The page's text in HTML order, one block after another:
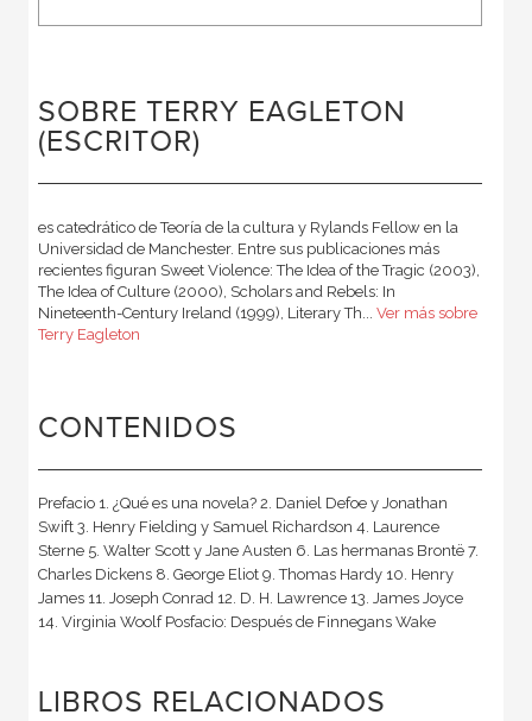
SOBRE TERRY EAGLETON
(ESCRITOR)
es catedrático de Teoría de la cultura y Rylands Fellow en la
Universidad de Manchester. Entre sus publicaciones más
recientes figuran Sweet Violence: The Idea of the Tragic (2003),
The Idea of Culture (2000), Scholars and Rebels: In
Nineteenth-Century Ireland (1999), Literary Th... Ver más sobre
Terry Eagleton
CONTENIDOS
Prefacio 1. ¿Qué es una novela? 2. Daniel Defoe y Jonathan
Swift 3. Henry Fielding y Samuel Richardson 4. Laurence
Sterne 5. Walter Scott y Jane Austen 6. Las hermanas Brontë 7.
Charles Dickens 8. George Eliot 9. Thomas Hardy 10. Henry
James 11. Joseph Conrad 12. D. H. Lawrence 13. James Joyce
14. Virginia Woolf Posfacio: Después de Finnegans Wake
LIBROS RELACIONADOS